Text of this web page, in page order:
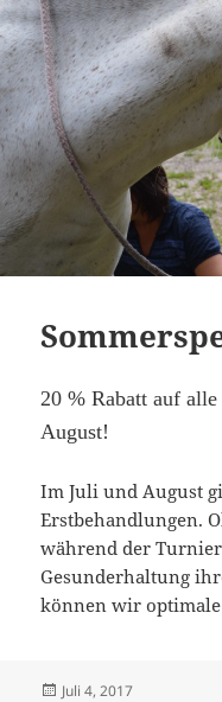
20 % Rabatt auf
August!
Im Juli und August
Erstbehandlungen.
während der
Gesunderhaltung
können wir
Veröffentlicht
Juli 4, 2017